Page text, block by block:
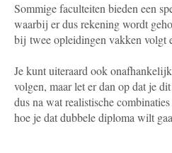
Sommige faculteiten bieden een
waarbij er dus rekening wordt
bij twee opleidingen vakken volgt
Je kunt uiteraard ook
volgen, maar let er dan op dat je
dus na wat realistische
hoe je dat dubbele diploma wilt